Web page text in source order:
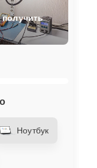
Ноутбук